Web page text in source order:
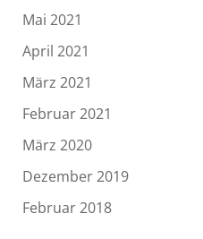
Mai 2021
April 2021
März 2021
Februar 2021
März 2020
Dezember 2019
Februar 2018